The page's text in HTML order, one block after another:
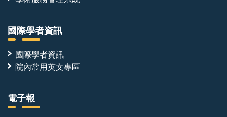
國際學者資訊
國際學者資訊
院內常用英文專區
電子報